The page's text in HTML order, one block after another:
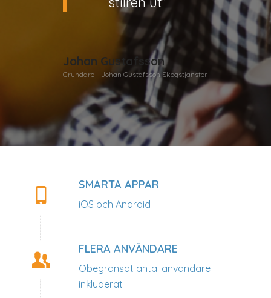
Johan Gustafsson
Grundare - Johan Gustafsson Skogstjänster
SMARTA APPAR
iOS och Android
FLERA ANVÄNDARE
Obegränsat antal användare
inkluderat